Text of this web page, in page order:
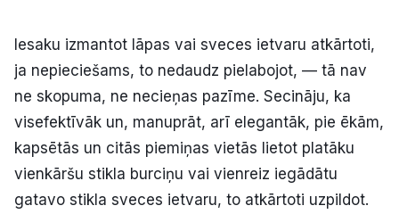
Iesaku izmantot lāpas vai sveces ietvaru atkārtoti,
ja nepieciešams, to nedaudz pielabojot, — tā nav
ne skopuma, ne necieņas pazīme. Secināju, ka
visefektīvāk un, manuprāt, arī elegantāk, pie ēkām,
kapsētās un citās piemiņas vietās lietot platāku
vienkāršu stikla burciņu vai vienreiz iegādātu
gatavo stikla sveces ietvaru, to atkārtoti uzpildot.